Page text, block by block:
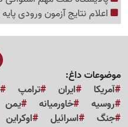
اعلام نتایج آزمون ورودی
موضوعات داغ:
آمریکا
ایران ترامپ
روسیه
خاورمیانه یمن
جنگ
اسرائیل اوکراین